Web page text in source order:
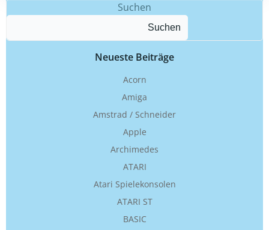
Suchen
Suchen
Neueste Beiträge
Acorn
Amiga
Amstrad / Schneider
Apple
Archimedes
ATARI
Atari Spielekonsolen
ATARI ST
BASIC